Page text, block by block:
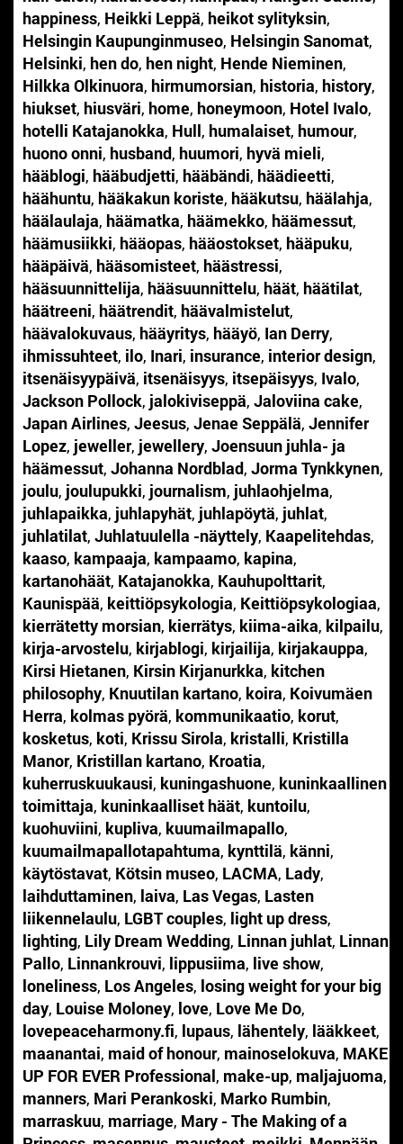
happiness, Heikki Leppä, heikot sylityksin,
Helsingin Kaupunginmuseo, Helsingin Sanomat,
Helsinki, hen do, hen night, Hende Nieminen,
Hilkka Olkinuora, hirmumorsian, historia, history,
hiukset, hiusväri, home, honeymoon, Hotel Ivalo,
hotelli Katajanokka, Hull, humalaiset, humour,
huono onni, husband, huumori, hyvä mieli,
hääblogi, hääbudjetti, hääbändi, häädieetti,
häähuntu, hääkakun koriste, hääkutsu, häälahja,
häälaulaja, häämatka, häämekko, häämessut,
häämusiikki, hääopas, hääostokset, hääpuku,
hääpäivä, hääsomisteet, häästressi,
hääsuunnittelija, hääsuunnittelu, häät, häätilat,
häätreeni, häätrendit, häävalmistelut,
häävalokuvaus, hääyritys, hääyö, Ian Derry,
ihmissuhteet, ilo, Inari, insurance, interior design,
itsenäisyypäivä, itsenäisyys, itsepäisyys, Ivalo,
Jackson Pollock, jalokiviseppä, Jaloviina cake,
Japan Airlines, Jeesus, Jenae Seppälä, Jennifer
Lopez, jeweller, jewellery, Joensuun juhla- ja
häämessut, Johanna Nordblad, Jorma Tynkkynen,
joulu, joulupukki, journalism, juhlaohjelma,
juhlapaikka, juhlapyhät, juhlapöytä, juhlat,
juhlatilat, Juhlatuulella -näyttely, Kaapelitehdas,
kaaso, kampaaja, kampaamo, kapina,
kartanohäät, Katajanokka, Kauhupolttarit,
Kaunispää, keittiöpsykologia, Keittiöpsykologiaa,
kierrätetty morsian, kierrätys, kiima-aika, kilpailu,
kirja-arvostelu, kirjablogi, kirjailija, kirjakauppa,
Kirsi Hietanen, Kirsin Kirjanurkka, kitchen
philosophy, Knuutilan kartano, koira, Koivumäen
Herra, kolmas pyörä, kommunikaatio, korut,
kosketus, koti, Krissu Sirola, kristalli, Kristilla
Manor, Kristillan kartano, Kroatia,
kuherruskuukausi, kuningashuone, kuninkaallinen
toimittaja, kuninkaalliset häät, kuntoilu,
kuohuviini, kupliva, kuumailmapallo,
kuumailmapallotapahtuma, kynttilä, känni,
käytöstavat, Kötsin museo, LACMA, Lady,
laihduttaminen, laiva, Las Vegas, Lasten
liikennelaulu, LGBT couples, light up dress,
lighting, Lily Dream Wedding, Linnan juhlat, Linnan
Pallo, Linnankrouvi, lippusiima, live show,
loneliness, Los Angeles, losing weight for your big
day, Louise Moloney, love, Love Me Do,
lovepeaceharmony.fi, lupaus, lähentely, lääkkeet,
maanantai, maid of honour, mainoselokuva, MAKE
UP FOR EVER Professional, make-up, maljajuoma,
manners, Mari Perankoski, Marko Rumbin,
marraskuu, marriage, Mary - The Making of a